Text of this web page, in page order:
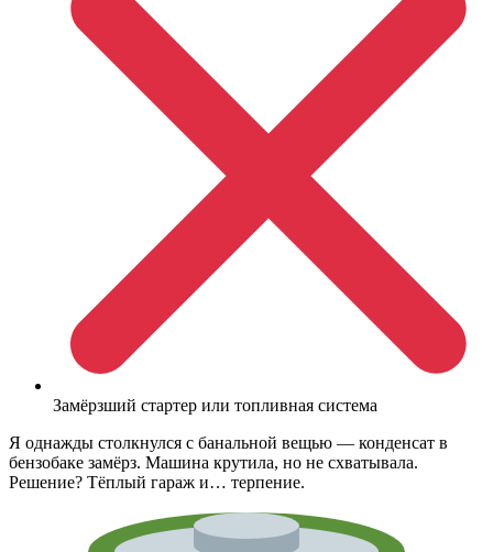
Замёрзший стартер или топливная система
Я однажды столкнулся с банальной вещью — конденсат в
бензобаке замёрз. Машина крутила, но не схватывала.
Решение? Тёплый гараж и… терпение.